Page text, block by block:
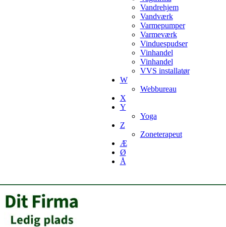
Vandrehjem
Vandværk
Varmepumper
Varmeværk
Vinduespudser
Vinhandel
Vinhandel
VVS installatør
W
Webbureau
X
Y
Yoga
Z
Zoneterapeut
Æ
Ø
Å